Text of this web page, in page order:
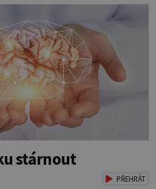
stárnout
PŘEHRÁT